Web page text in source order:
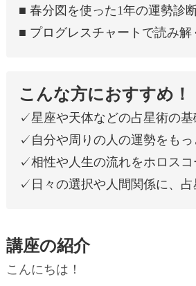
■ 春分図を使った1年の運勢診
■ プログレスチャートで読み
こんな方におすすめ！
✓星座や天体などの占星術の
✓自分や周りの人の運勢をも
✓相性や人生の流れをホロス
✓日々の選択や人間関係に、
講座の紹介
こんにちは！